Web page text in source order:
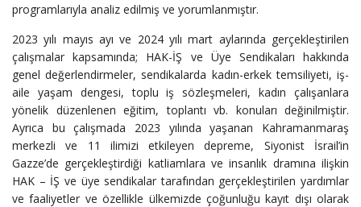
programlarıyla analiz edilmiş ve yorumlanmıştır.
2023 yılı mayıs ayı ve 2024 yılı mart aylarında gerçekleştirilen
çalışmalar kapsa­mında; HAK-İŞ ve Üye Sendikaları hakkında
genel de­ğerlendirmeler, sendikalarda kadın-erkek temsiliyeti, iş-
aile yaşam dengesi, toplu iş sözleşmeleri, kadın çalı­şanlara
yönelik düzenlenen eğitim, toplantı vb. konuları değinilmiştir.
Ayrıca bu çalışmada 2023 yılında yaşanan Kahramanmaraş
merkezli ve 11 ilimizi etkileyen depre­me, Siyonist İsrail’in
Gazze’de gerçekleştirdiği katliamlara ve insanlık dramına ilişkin
HAK – İŞ ve üye sendikalar tarafından gerçekleştirilen yardımlar
ve faaliyetler ve özellikle ülkemizde çoğunluğu kayıt dışı olarak